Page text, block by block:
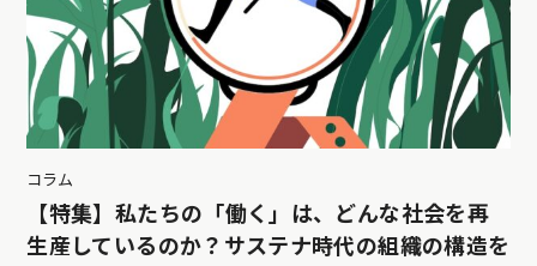
コラム
【特集】私たちの「働く」は、どんな社会を再
生産しているのか？サステナ時代の組織の構造を